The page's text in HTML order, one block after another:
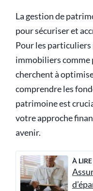
La gestion de
pour sécuriser et
Pour les particuliers
immobiliers comme
cherchent à
comprendre les
patrimoine est
votre approche
avenir.
À